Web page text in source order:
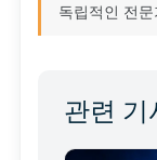
독립적인 전
관련 기